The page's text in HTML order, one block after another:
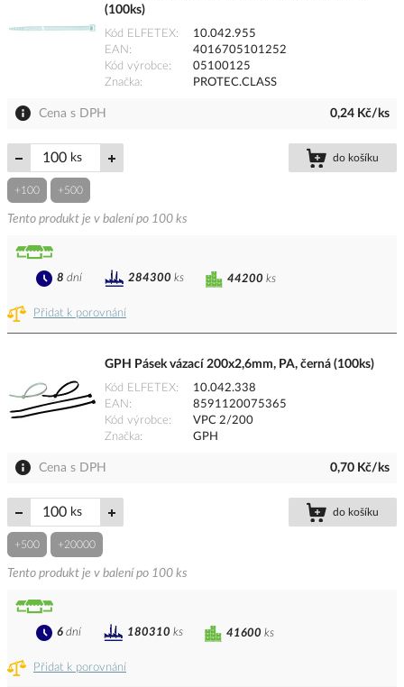
(100ks)
Kód ELFETEX
10.042.955
EAN
4016705101252
Kód výrobce
05100125
Značka
PROTEC.CLASS
Cena s DPH 0,24 Kč/ks
ks do košíku
+100 +500
Tento produkt je v balení po 100 ks
Přidat k porovnání
44200 ks
8 dní 284300 ks
GPH Pásek vázací 200x2,6mm, PA, černá (100ks)
Kód ELFETEX
10.042.338
EAN
8591120075365
Kód výrobce
VPC 2/200
Značka
GPH
Cena s DPH 0,70 Kč/ks
ks do košíku
+500 +20000
Tento produkt je v balení po 100 ks
Přidat k porovnání
41600 ks
6 dní 180310 ks